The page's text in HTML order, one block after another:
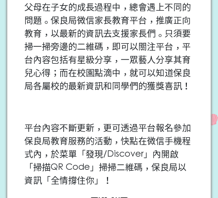
父母在子女的成長過程中，總會遇上不同的
問題 。保良局微信家長教育平台，推廣正向
教育，以最新的資訊去支援家長們。只須要
掃一掃旁邊的二維碼，即可以關注平台，平
台內容包括有星級分享，一眾藝人分享其育
兒心得；而在校園點滴中，就可以知道保良
局各屬校的最新資訊和同學們的獲獎喜訊！
平台內容不斷更新，更可透過平台報名參加
保良局教育服務的活動，快點在微信手機程
式內，於菜單「發現/Discover 」內開啟
「掃描QR Code 」掃掃二維碼，保良局以
資訊「全情撐住你」！